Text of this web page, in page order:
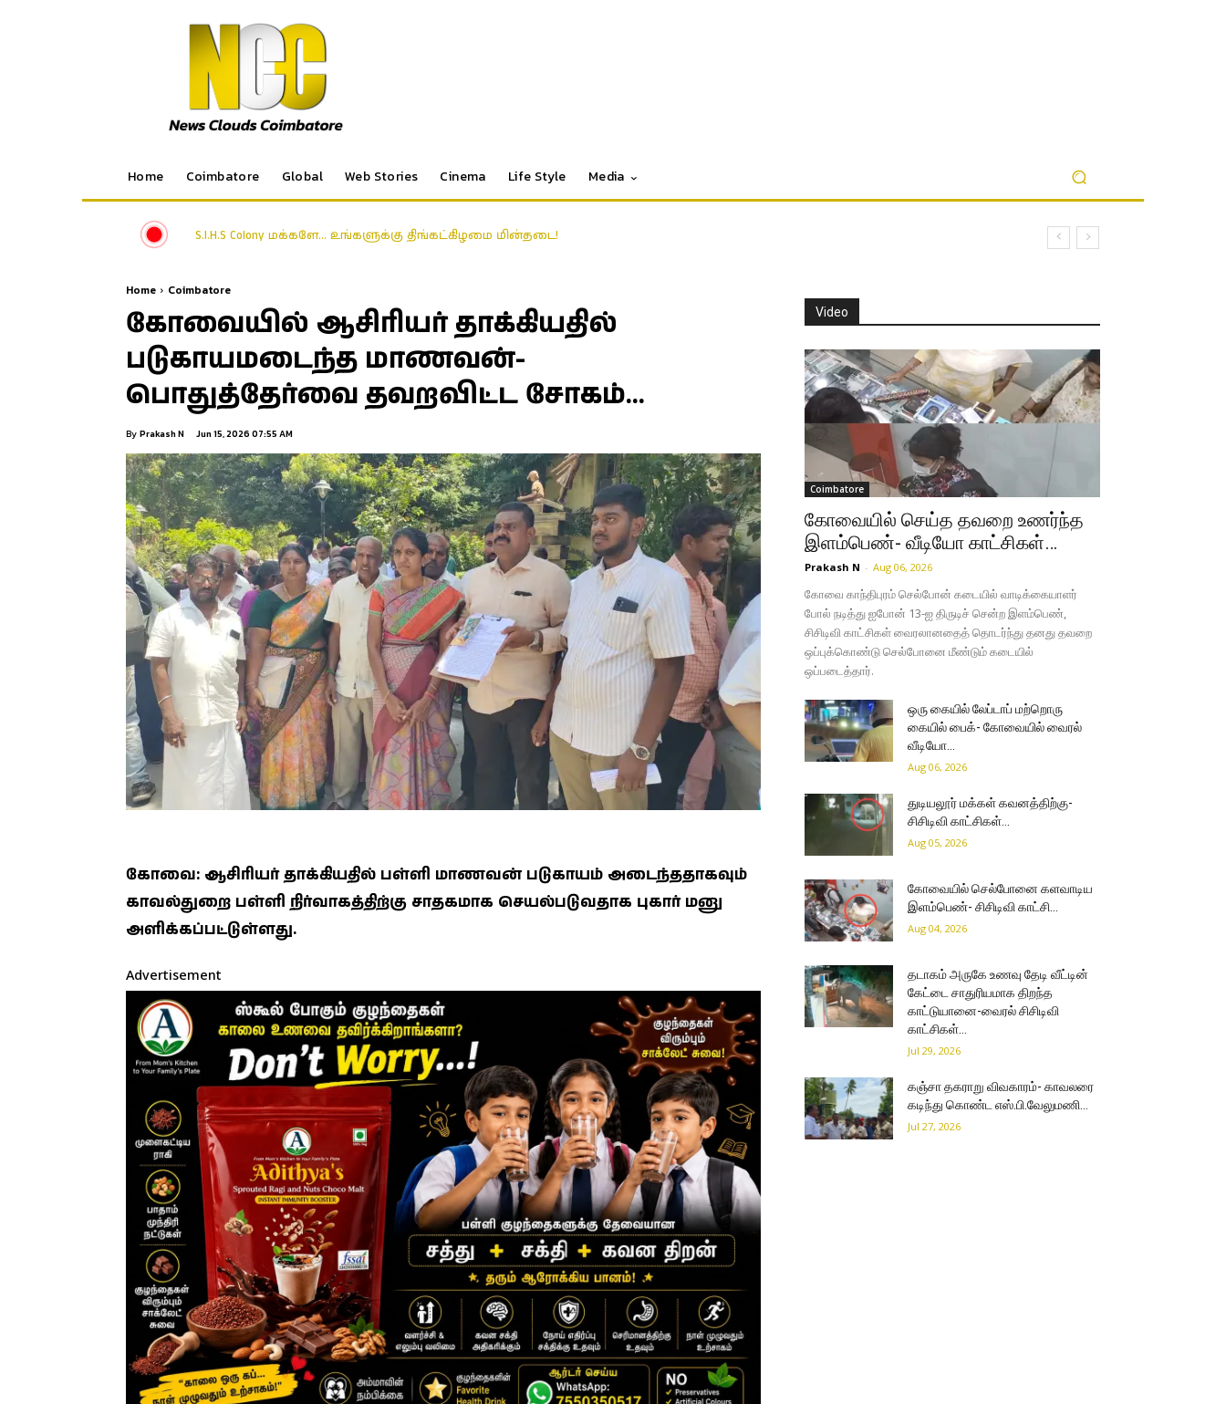
Home Coimbatore Global Web Stories Cinema Life Style Media
கோவை ஜி.ஆர்.டி. கல்லூரி தொழில் வழிகாட்டுதல் நிகழ்ச்சியில் மூத்த பத்திரிகையாளர் எல். ராஜகோபால் பங்கேற்பு
Home Coimbatore
கோவையில் ஆசிரியர் தாக்கியதில்
படுகாயமடைந்த மாணவன்-
பொதுத்தேர்வை தவறவிட்ட சோகம்…
By Prakash N Jun 15, 2026 07:55 AM
கோவை: ஆசிரியர் தாக்கியதில் பள்ளி மாணவன் படுகாயம் அடைந்ததாகவும்
காவல்துறை பள்ளி நிர்வாகத்திற்கு சாதகமாக செயல்படுவதாக புகார் மனு
அளிக்கப்பட்டுள்ளது.
Advertisement
Video
Coimbatore
கோவையில் செய்த தவறை உணர்ந்த
இளம்பெண்- வீடியோ காட்சிகள்…
Prakash N - Aug 06, 2026
கோவை காந்திபுரம் செல்போன் கடையில் வாடிக்கையாளர்
போல் நடித்து ஐபோன் 13-ஐ திருடிச் சென்ற இளம்பெண்,
சிசிடிவி காட்சிகள் வைரலானதைத் தொடர்ந்து தனது தவறை
ஒப்புக்கொண்டு செல்போனை மீண்டும் கடையில்
ஒப்படைத்தார்.
ஒரு கையில் லேப்டாப் மற்றொரு
கையில் பைக்- கோவையில் வைரல்
வீடியோ…
Aug 06, 2026
துடியலூர் மக்கள் கவனத்திற்கு-
சிசிடிவி காட்சிகள்…
Aug 05, 2026
கோவையில் செல்போனை களவாடிய
இளம்பெண்- சிசிடிவி காட்சி…
Aug 04, 2026
தடாகம் அருகே உணவு தேடி வீட்டின்
கேட்டை சாதுரியமாக திறந்த
காட்டுயானை-வைரல் சிசிடிவி
காட்சிகள்…
Jul 29, 2026
கஞ்சா தகராறு விவகாரம்- காவலரை
கடிந்து கொண்ட எஸ்.பி.வேலுமணி…
Jul 27, 2026